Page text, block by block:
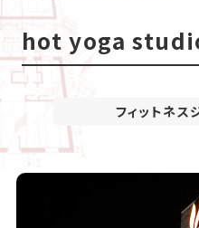
hot yoga
フィットネス